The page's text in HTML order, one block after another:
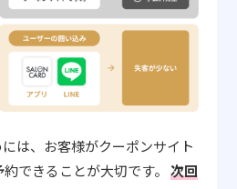
は、お客様がクーポンサイト
できることが大切です。 次回